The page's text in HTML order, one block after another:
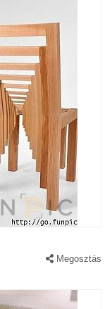
Megosztás